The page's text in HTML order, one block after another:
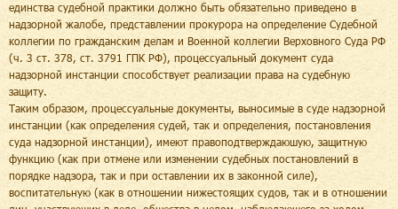
единства судебной практики должно быть обязательно приведено в
надзорной жалобе, представлении прокурора на определение Судебной
коллегии по гражданским делам и Военной коллегии Верховного Суда РФ
(ч. 3 ст. 378, ст. 3791 ГПК РФ), процессуальный документ суда
надзорной инстанции способствует реализации права на судебную
защиту.
Таким образом, процессуальные документы, выносимые в суде надзорной
инстанции (как определения судей, так и определения, постановления
суда надзорной инстанции), имеют правоподтверждаюшую, защитную
функцию (как при отмене или изменении судебных постановлений в
порядке надзора, так и при оставлении их в законной силе),
воспитательную (как в отношении нижестоящих судов, так и в отношении